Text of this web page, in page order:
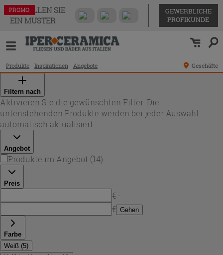
BESTELLEN SIE
EIN MUSTER
GEWERBLICHE
PROFIKUNDE
Produkte Inspirationen Angebote Geschäfte
Filtern nach
Aktivieren Sie die gewünschten Filter. Die
untenstehenden Produkte werden bei jeder Auswahl
automatisch aktualisiert.
Angebot
Produkte im Angebot (14)
Preis
€ -
€ Gehen
Farbe
Weiß (5)
PROMO
PROMO
PROMO
PROMO
PROMO
PROMO
PROMO
PROMO
PROMO
PROMO
PROMO
PROMO
PROMO
PROMO